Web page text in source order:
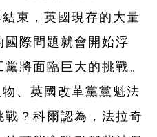
束，英國現存的大量
際問題就會開始浮
將面臨巨大的挑戰。
、英國改革黨黨魁法
？科爾認為，法拉奇